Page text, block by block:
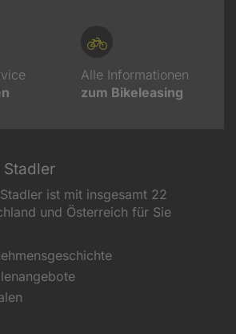
Alle Informationen
zum Bikeleasing
ist mit insgesamt 22
und Österreich für Sie